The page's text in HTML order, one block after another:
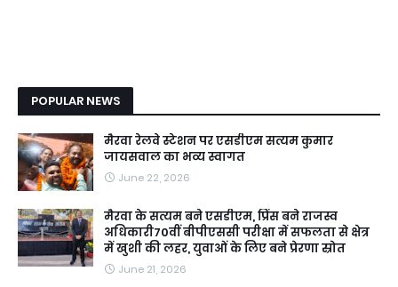
POPULAR NEWS
मैरवा रेलवे स्टेशन पर एसडीएम सत्यम कुमार
जायसवाल का भव्य स्वागत
June 22, 2026
मैरवा के सत्यम बने एसडीएम, प्रिंस बने राजस्व
अधिकारी70वीं बीपीएससी परीक्षा में सफलता से क्षेत्र
में खुशी की लहर, युवाओं के लिए बने प्रेरणा स्रोत
June 21, 2026